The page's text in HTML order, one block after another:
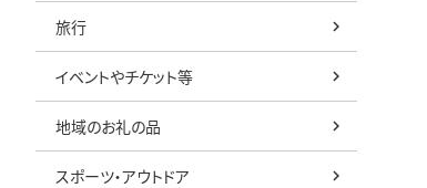
旅行
イベントやチケット等
地域のお礼の品
スポーツ・アウトドア